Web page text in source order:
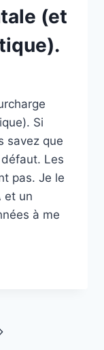
(et
Si
savez que
Les
pas. Je le
et un
à me